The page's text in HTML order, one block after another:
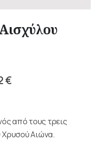
€
από τους τρεις
Χρυσού Αιώνα.